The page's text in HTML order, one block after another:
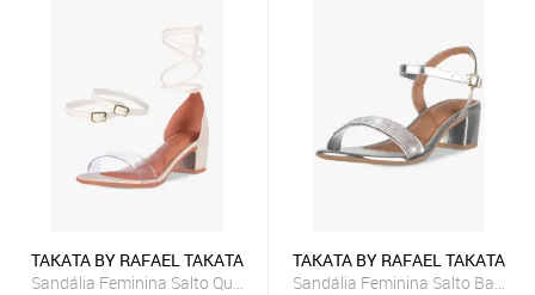
TAKATA BY RAFAEL TAKATA
Sandália Feminina Salto Quadrado Grosso Bloco Baixo tira
TAKATA BY RAFAEL TAKATA
Sandália Feminina Salto Baixo